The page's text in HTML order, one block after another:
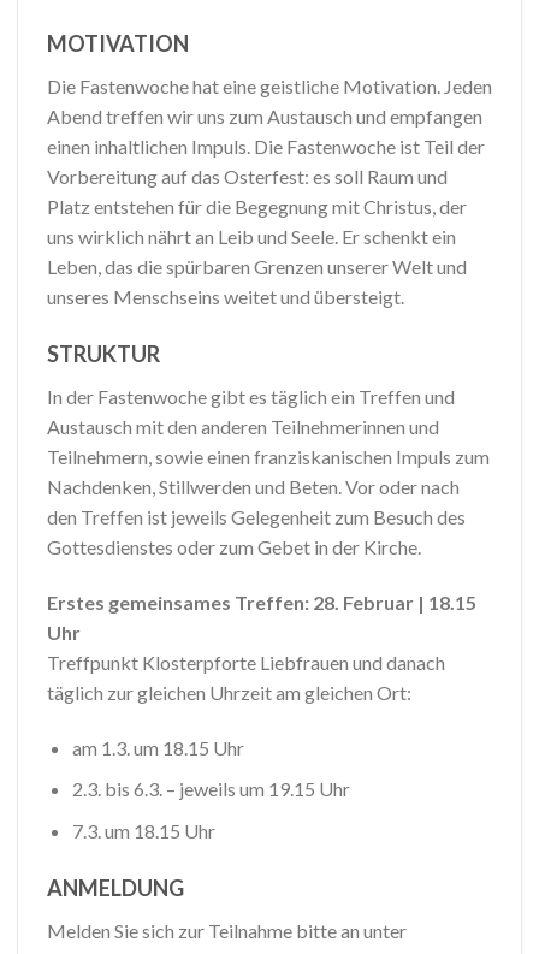
MOTIVATION
Die Fastenwoche hat eine geistliche Motivation. Jeden
Abend treffen wir uns zum Austausch und empfangen
einen inhaltlichen Impuls. Die Fastenwoche ist Teil der
Vorbereitung auf das Osterfest: es soll Raum und
Platz entstehen für die Begegnung mit Christus, der
uns wirklich nährt an Leib und Seele. Er schenkt ein
Leben, das die spürbaren Grenzen unserer Welt und
unseres Menschseins weitet und übersteigt.
STRUKTUR
In der Fastenwoche gibt es täglich ein Treffen und
Austausch mit den anderen Teilnehmerinnen und
Teilnehmern, sowie einen franziskanischen Impuls zum
Nachdenken, Stillwerden und Beten. Vor oder nach
den Treffen ist jeweils Gelegenheit zum Besuch des
Gottesdienstes oder zum Gebet in der Kirche.
Erstes gemeinsames Treffen: 28. Februar | 18.15
Uhr
Treffpunkt Klosterpforte Liebfrauen und danach
täglich zur gleichen Uhrzeit am gleichen Ort:
am 1.3. um 18.15 Uhr
2.3. bis 6.3. – jeweils um 19.15 Uhr
7.3. um 18.15 Uhr
ANMELDUNG
Melden Sie sich zur Teilnahme bitte an unter